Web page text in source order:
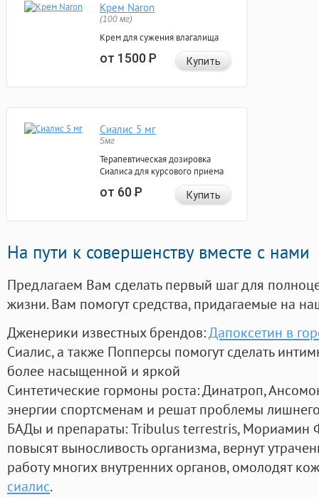
Крем Naron
(100 мг)
Крем для сужения влагалища
от 1500Р Купить
Сиалис 5 мг
5мг
Терапевтическая дозировка
Сиалиса для курсового приема
от 60Р Купить
На пути к совершенству вместе с нами
Предлагаем Вам сделать первый шаг для
жизни. Вам помогут средства, придагаемые на
Дженерики известных брендов:Дапоксетин в
Сиалис, а также Попперсы помогут сделать
более насыщенной и яркой
Синтетические гормоны роста: Динатроп,
энергии спортсменам и решат проблемы
БАДы и препараты:Tribulus terrestris, Мориамин
повысят выносливость организма, вернут
работу многих внутренних органов, омолодят
сиалис.